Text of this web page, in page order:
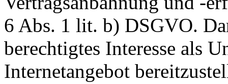
6 Abs. 1 lit. b) DSGVO.
berechtigtes Interesse als
Internetangebot